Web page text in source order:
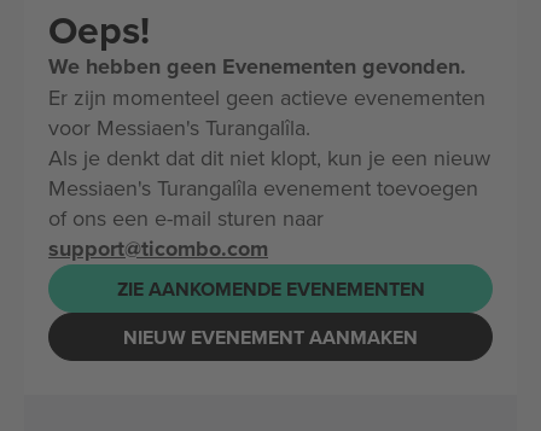
Oeps!
We hebben geen Evenementen gevonden.
Er zijn momenteel geen actieve evenementen
voor Messiaen's Turangalîla.
Als je denkt dat dit niet klopt, kun je een nieuw
Messiaen's Turangalîla evenement toevoegen
of ons een e-mail sturen naar
support@ticombo.com
ZIE AANKOMENDE EVENEMENTEN
NIEUW EVENEMENT AANMAKEN